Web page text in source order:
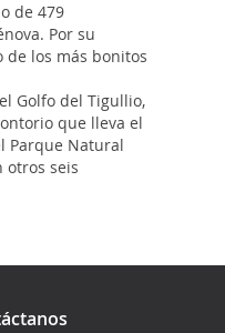
de 479
Por su
los más bonitos
Golfo del Tigullio,
que lleva el
Parque Natural
otros seis